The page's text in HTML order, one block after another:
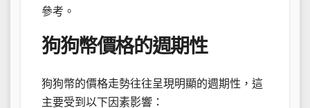
參考。
狗狗幣價格的週期性
狗狗幣的價格走勢往往呈現明顯的週期性，這
主要受到以下因素影響：